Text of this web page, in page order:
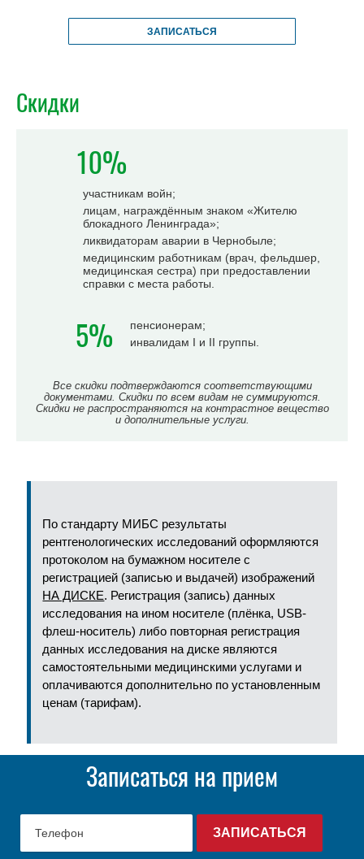
ЗАПИСАТЬСЯ
Скидки
10%
участникам войн;
лицам, награждённым знаком «Жителю
блокадного Ленинграда»;
ликвидаторам аварии в Чернобыле;
медицинским работникам (врач, фельдшер,
медицинская сестра) при предоставлении
справки с места работы.
5%
пенсионерам;
инвалидам I и II группы.
Все скидки подтверждаются соответствующими
документами. Скидки по всем видам не суммируются.
Скидки не распространяются на контрастное вещество
и дополнительные услуги.
По стандарту МИБС результаты
рентгенологических исследований оформляются
протоколом на бумажном носителе с
регистрацией (записью и выдачей) изображений
НА ДИСКЕ. Регистрация (запись) данных
исследования на ином носителе (плёнка, USB-
флеш-носитель) либо повторная регистрация
данных исследования на диске являются
самостоятельными медицинскими услугами и
оплачиваются дополнительно по установленным
ценам (тарифам).
Записаться на прием